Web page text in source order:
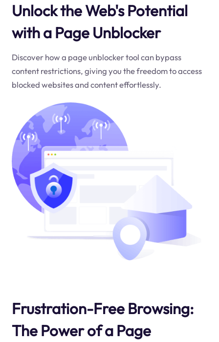
Unlock the Web's Potential
with a Page Unblocker
Discover how a page unblocker tool can bypass
content restrictions, giving you the freedom to access
blocked websites and content effortlessly.
Frustration-Free Browsing:
The Power of a Page